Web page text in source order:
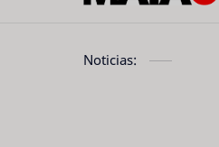
Noticias: